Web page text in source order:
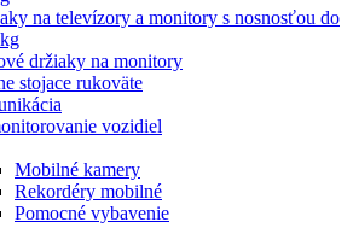
na televízory a monitory s nosnosťou do
držiaky na monitory
stojace rukoväte
vozidiel
Mobilné kamery
Rekordéry mobilné
Pomocné vybavenie